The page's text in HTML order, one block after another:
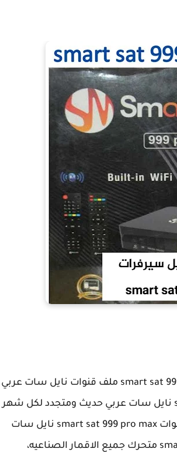
احدث ملف قنوات لرسيفر smart sat 999 pro max ملف قنوات نايل سات عربي
وانجليزي ومتحرك جميع الاقمار، ملف قنوات smart sat 999 pro max نايل سات عربي حديث ومتجدد لكل شهر
ملف القنوات بجميع القنوات الجديده علي قمر النايل سات، ملف قنوات smart sat 999 pro max نايل سات